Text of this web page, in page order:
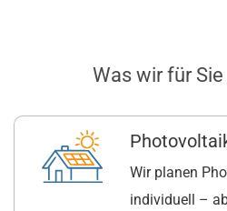
Was wir für
Wir planen
individuell –